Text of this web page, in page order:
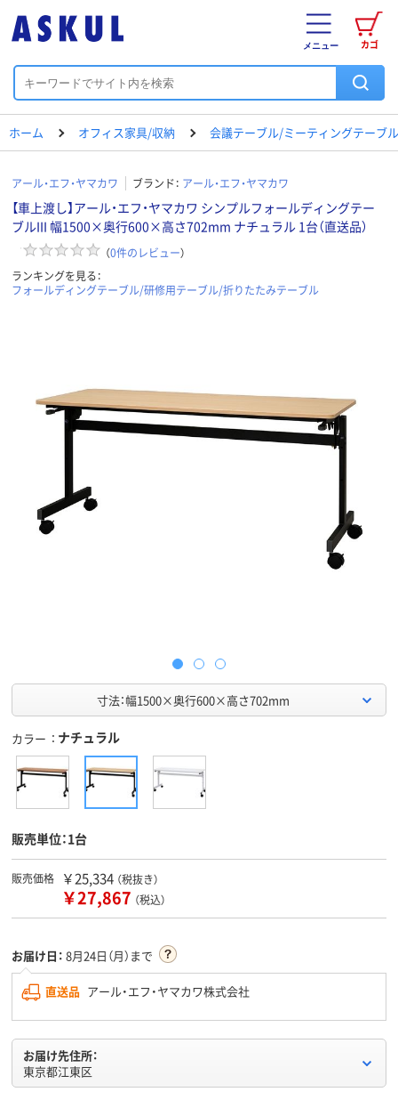
カゴ
メニュー
ホーム オフィス家具/収納 会議テーブル/ミーティングテーブル
アール・エフ・ヤマカワ ブランド： アール・エフ・ヤマカワ
【車上渡し】アール・エフ・ヤマカワ シンプルフォールディングテー
ブルIII 幅1500×奥行600×高さ702mm ナチュラル 1台（直送品）
（0件のレビュー）
ランキングを見る：
フォールディングテーブル/研修用テーブル/折りたたみテーブル
寸法：幅1500×奥行600×高さ702mm
カラー ナチュラル
販売単位：1台
販売価格 ￥25,334 （税抜き）
￥27,867 （税込）
お届け日： 8月24日（月）まで
直送品 アール・エフ・ヤマカワ株式会社
お届け先住所：
東京都江東区